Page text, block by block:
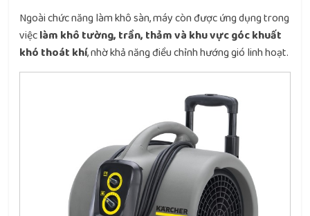
Ngoài chức năng làm khô sàn, máy còn được ứng dụng trong
việclàm khô tường, trần, thảm và khu vực góc khuất
khó thoát khí, nhờ khả năng điều chỉnh hướng gió linh hoạt.